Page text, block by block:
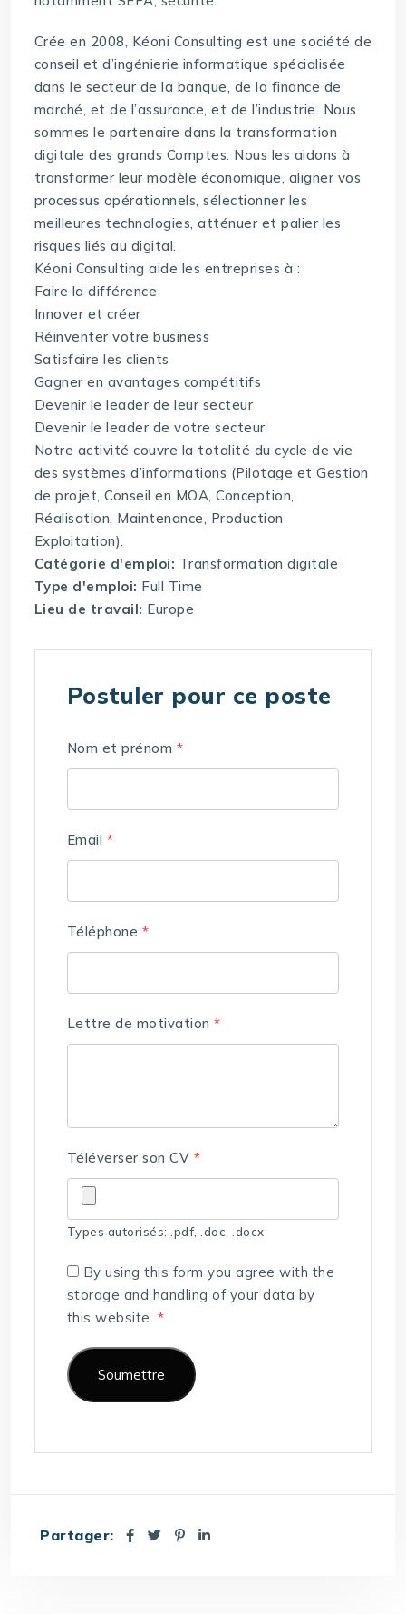
Crée en 2008, Kéoni Consulting est une société de
conseil et d’ingénierie informatique spécialisée
dans le secteur de la banque, de la finance de
marché, et de l’assurance, et de l’industrie. Nous
sommes le partenaire dans la transformation
digitale des grands Comptes. Nous les aidons à
transformer leur modèle économique, aligner vos
processus opérationnels, sélectionner les
meilleures technologies, atténuer et palier les
risques liés au digital.
Kéoni Consulting aide les entreprises à :
Faire la différence
Innover et créer
Réinventer votre business
Satisfaire les clients
Gagner en avantages compétitifs
Devenir le leader de leur secteur
Devenir le leader de votre secteur
Notre activité couvre la totalité du cycle de vie
des systèmes d’informations (Pilotage et Gestion
de projet, Conseil en MOA, Conception,
Réalisation, Maintenance, Production
Exploitation).
Catégorie d'emploi: Transformation digitale
Type d'emploi: Full Time
Lieu de travail: Europe
Postuler pour ce poste
Nom et prénom *
Email *
Téléphone *
Lettre de motivation*
Téléverser son CV *
Types autorisés: .pdf, .doc, .docx
By using this form you agree with the
storage and handling of your data by
this website. *
Partager: